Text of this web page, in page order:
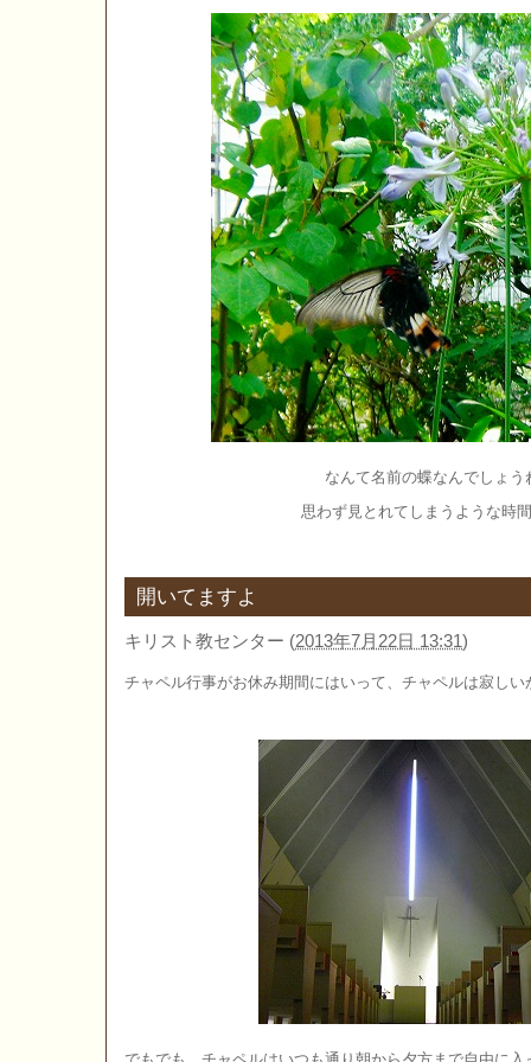
なんて名前の蝶なんでしょう
思わず見とれてしまうような時
開いてますよ
キリスト教センター (2013年7月22日 13:31)
チャペル行事がお休み期間にはいって、チャペルは寂しい